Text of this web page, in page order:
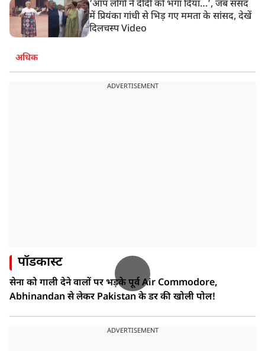
‘आप लोगों ने दीदी को भगा दिया…’, जब संसद
में प्रियंका गांधी से भिड़ गए ममता के सांसद, देखें
दिलचस्प Video
अधिक
ADVERTISEMENT
पॉडकास्ट
सेना को गाली देने वालों पर भड़के पूर्व Air Commodore,
Abhinandan से लेकर Pakistan के डर की खोली पोल!
ADVERTISEMENT